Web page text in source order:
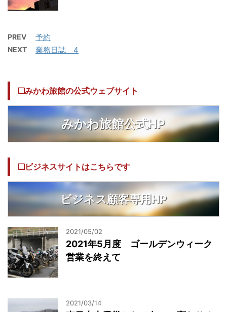
PREV 予約
NEXT 業務日誌 4
❏みかわ旅館の公式ウェブサイト
みかわ旅館公式HP
❏ビジネスサイトはこちらです
ビジネス顧客専用HP
2021/05/02
2021年5月度 ゴールデンウィーク
営業を終えて
2021/03/14